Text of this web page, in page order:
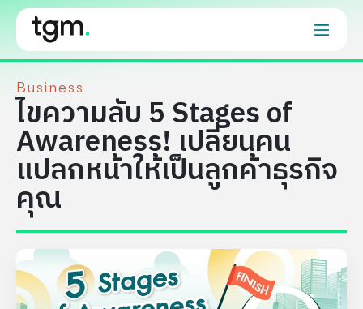
Business
ไขความลับ 5 Stages of
Awareness! เปลี่ยนคน
แปลกหน้าให้เป็นลูกค้าธุรกิจ
คุณ